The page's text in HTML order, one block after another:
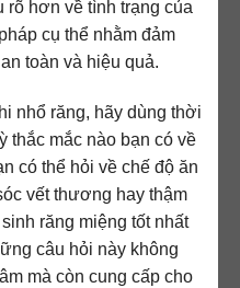
rõ hơn về tình trạng của
cụ thể nhằm đảm
toàn và hiệu quả.
nhổ răng, hãy dùng thời
thắc mắc nào bạn có về
có thể hỏi về chế độ ăn
vết thương hay thậm
răng miệng tốt nhất
câu hỏi này không
mà còn cung cấp cho